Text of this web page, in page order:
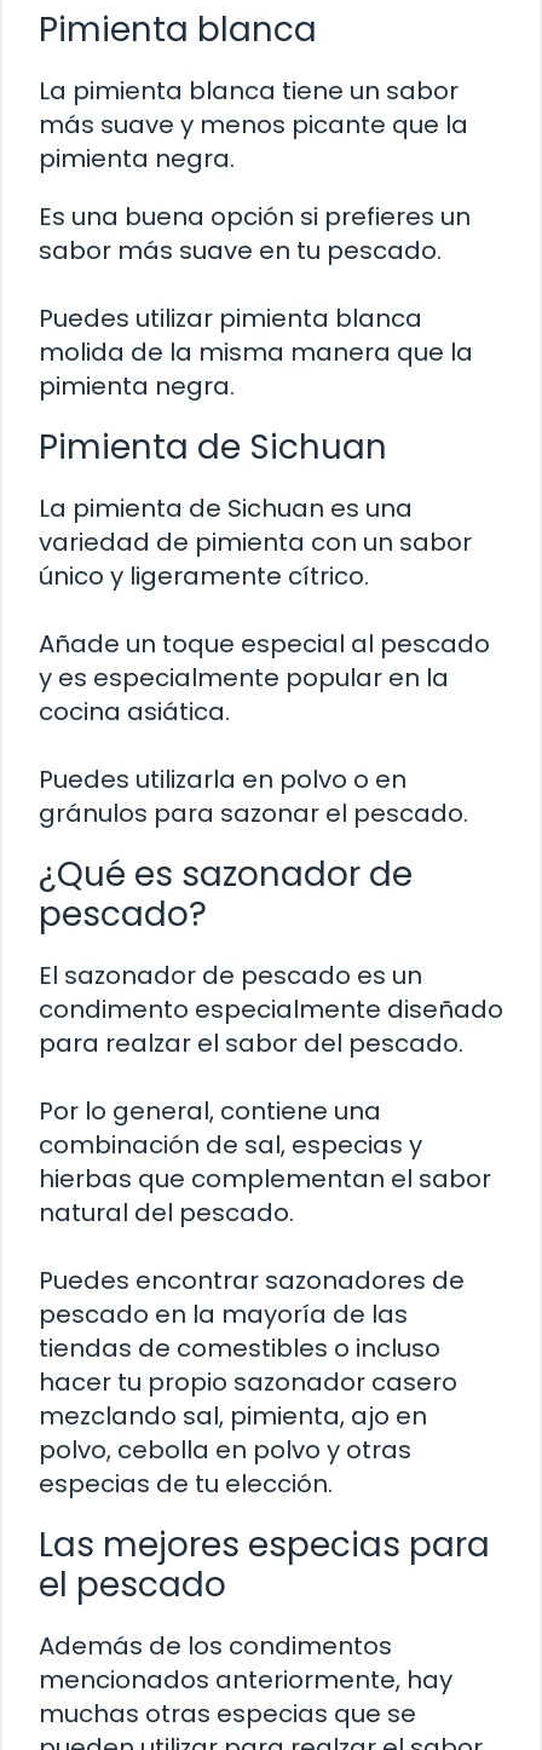
Pimienta blanca
La pimienta blanca tiene un sabor
más suave y menos picante que la
pimienta negra.
Es una buena opción si prefieres un
sabor más suave en tu pescado.
Puedes utilizar pimienta blanca
molida de la misma manera que la
pimienta negra.
Pimienta de Sichuan
La pimienta de Sichuan es una
variedad de pimienta con un sabor
único y ligeramente cítrico.
Añade un toque especial al pescado
y es especialmente popular en la
cocina asiática.
Puedes utilizarla en polvo o en
gránulos para sazonar el pescado.
¿Qué es sazonador de
pescado?
El sazonador de pescado es un
condimento especialmente diseñado
para realzar el sabor del pescado.
Por lo general, contiene una
combinación de sal, especias y
hierbas que complementan el sabor
natural del pescado.
Puedes encontrar sazonadores de
pescado en la mayoría de las
tiendas de comestibles o incluso
hacer tu propio sazonador casero
mezclando sal, pimienta, ajo en
polvo, cebolla en polvo y otras
especias de tu elección.
Las mejores especias para
el pescado
Además de los condimentos
mencionados anteriormente, hay
muchas otras especias que se